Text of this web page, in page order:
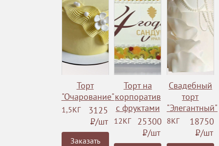
Торт
"Очарование"
1,5КГ
3125
Р/шт
Заказать
Торт на
корпоратив
с фруктами
12КГ
25300
Р/шт
Свадебный
торт
"Элегантный"
8КГ
18750
Р/шт